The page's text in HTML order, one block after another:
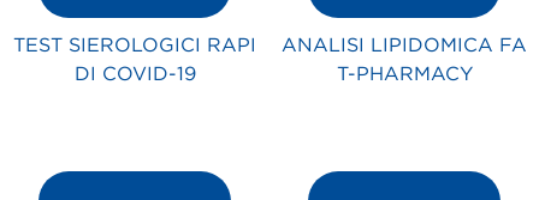
TEST SIEROLOGICI RAPI
DI COVID-19
ANALISI LIPIDOMICA FA
T-PHARMACY